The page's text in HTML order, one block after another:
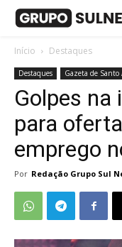
Início Destaques
Destaques Gazeta de Santo
Golpes na
para
emprego
Por Redação Grupo Sul